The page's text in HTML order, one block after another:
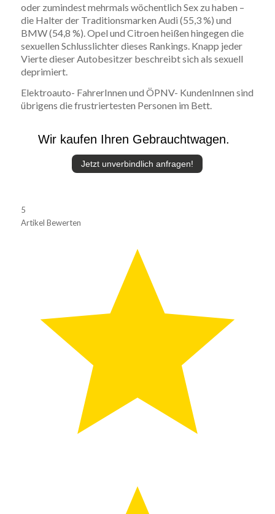
oder zumindest mehrmals wöchentlich Sex zu haben –
die Halter der Traditionsmarken Audi (55,3 %) und
BMW (54,8 %). Opel und Citroen heißen hingegen die
sexuellen Schlusslichter dieses Rankings. Knapp jeder
Vierte dieser Autobesitzer beschreibt sich als sexuell
deprimiert.
Elektroauto- FahrerInnen und ÖPNV- KundenInnen sind
übrigens die frustriertesten Personen im Bett.
Wir kaufen Ihren Gebrauchtwagen.
Jetzt unverbindlich anfragen!
5
Artikel Bewerten